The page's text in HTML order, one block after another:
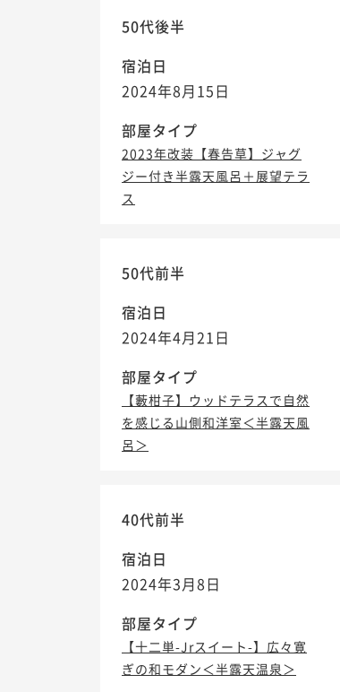
50代後半
宿泊日
2024年8月15日
部屋タイプ
2023年改装【春告草】ジャグ
ジー付き半露天風呂＋展望テラ
ス
50代前半
宿泊日
2024年4月21日
部屋タイプ
【藪柑子】ウッドテラスで自然
を感じる山側和洋室＜半露天風
呂＞
40代前半
宿泊日
2024年3月8日
部屋タイプ
【十二単-Jrスイート-】広々寛
ぎの和モダン＜半露天温泉＞